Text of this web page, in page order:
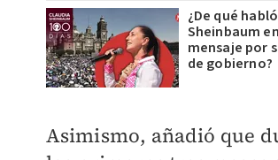
¿De qué
Sheinbaum
mensaje por
de gobierno?
Asimismo, añadió que